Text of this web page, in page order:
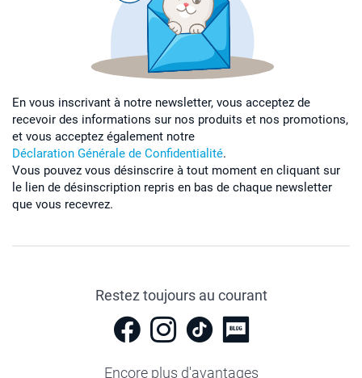
En vous inscrivant à notre newsletter, vous acceptez de
recevoir des informations sur nos produits et nos promotions,
et vous acceptez également notre
Déclaration Générale de Confidentialité.
Vous pouvez vous désinscrire à tout moment en cliquant sur
le lien de désinscription repris en bas de chaque newsletter
que vous recevrez.
Restez toujours au courant
Encore plus d'avantages